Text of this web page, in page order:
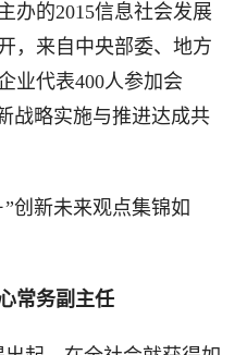
办的2015信息社会发展
，来自中央部委、地方
业代表400人参加会
战略实施与推进达成共
创新未来观点集锦如
常务副主任